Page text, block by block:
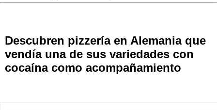
Descubren pizzería en Alemania que
vendía una de sus variedades con
cocaína como acompañamiento